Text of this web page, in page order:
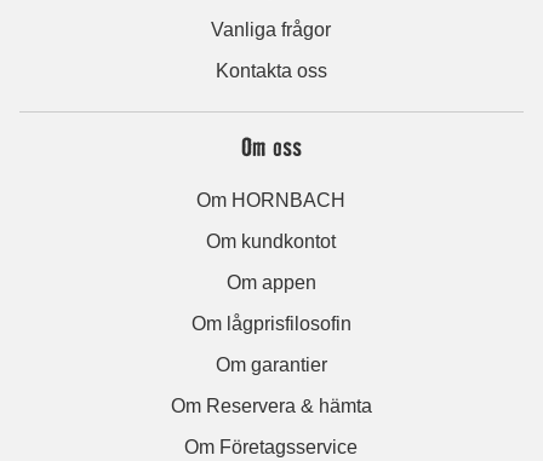
Vanliga frågor
Kontakta oss
Om oss
Om HORNBACH
Om kundkontot
Om appen
Om lågprisfilosofin
Om garantier
Om Reservera & hämta
Om Företagsservice